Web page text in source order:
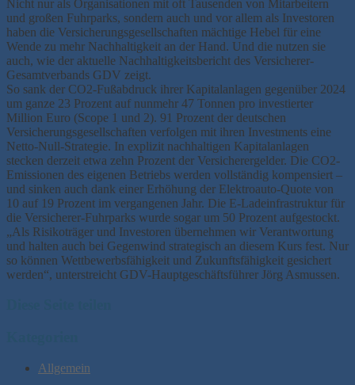
Nicht nur als Organisationen mit oft Tausenden von Mitarbeitern
und großen Fuhrparks, sondern auch und vor allem als Investoren
haben die Versicherungsgesellschaften mächtige Hebel für eine
Wende zu mehr Nachhaltigkeit an der Hand. Und die nutzen sie
auch, wie der aktuelle Nachhaltigkeitsbericht des Versicherer-
Gesamtverbands GDV zeigt.
So sank der CO2-Fußabdruck ihrer Kapitalanlagen gegenüber 2024
um ganze 23 Prozent auf nunmehr 47 Tonnen pro investierter
Million Euro (Scope 1 und 2). 91 Prozent der deutschen
Versicherungsgesellschaften verfolgen mit ihren Investments eine
Netto-Null-Strategie. In explizit nachhaltigen Kapitalanlagen
stecken derzeit etwa zehn Prozent der Versicherergelder. Die CO2-
Emissionen des eigenen Betriebs werden vollständig kompensiert –
und sinken auch dank einer Erhöhung der Elektroauto-Quote von
10 auf 19 Prozent im vergangenen Jahr. Die E-Ladeinfrastruktur für
die Versicherer-Fuhrparks wurde sogar um 50 Prozent aufgestockt.
„Als Risikoträger und Investoren übernehmen wir Verantwortung
und halten auch bei Gegenwind strategisch an diesem Kurs fest. Nur
so können Wettbewerbsfähigkeit und Zukunftsfähigkeit gesichert
werden“, unterstreicht GDV-Hauptgeschäftsführer Jörg Asmussen.
Allgemein